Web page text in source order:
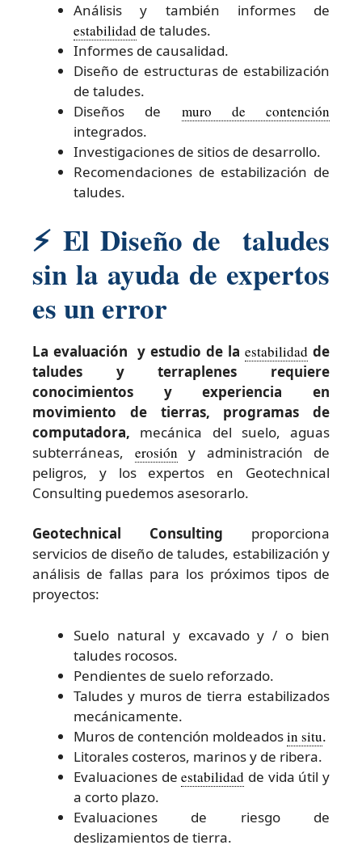
Análisis y también informes de
estabilidad de taludes.
Informes de causalidad.
Diseño de estructuras de estabilización
de taludes.
Diseños de muro de contención
integrados.
Investigaciones de sitios de desarrollo.
Recomendaciones de estabilización de
taludes.
⚡ El Diseño de taludes
sin la ayuda de expertos
es un error
La evaluación y estudio de la estabilidad de
taludes y terraplenes requiere
conocimientos y experiencia en
movimiento de tierras, programas de
computadora, mecánica del suelo, aguas
subterráneas, erosión y administración de
peligros, y los expertos en Geotechnical
Consulting puedemos asesorarlo.
Geotechnical Consulting proporciona
servicios de diseño de taludes, estabilización y
análisis de fallas para los próximos tipos de
proyectos:
Suelo natural y excavado y / o bien
taludes rocosos.
Pendientes de suelo reforzado.
Taludes y muros de tierra estabilizados
mecánicamente.
Muros de contención moldeadosin situ.
Litorales costeros, marinos y de ribera.
Evaluaciones deestabilidad de vida útil y
a corto plazo.
Evaluaciones de riesgo de
deslizamientos de tierra.